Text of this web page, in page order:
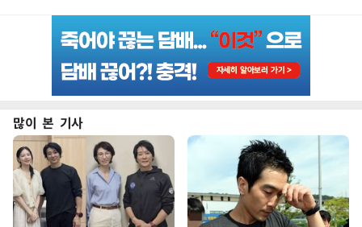
많이 본 기사